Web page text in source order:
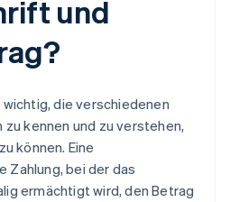
und
die verschiedenen
kennen und zu verstehen,
können. Eine
Zahlung, bei der das
ermächtigt wird, den Betrag